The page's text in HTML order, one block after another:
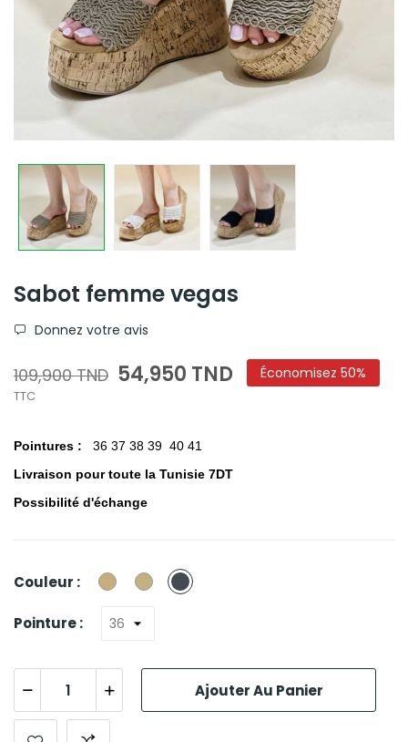
Sabot femme vegas
Donnez votre avis
109,900 TND 54,950 TND Économisez 50%
TTC
Pointures : 36 37 38 39 40 41
Livraison pour toute la Tunisie 7DT
Possibilité d'échange
Couleur : BeigeEcru Noir
Pointure :
Ajouter Au Panier